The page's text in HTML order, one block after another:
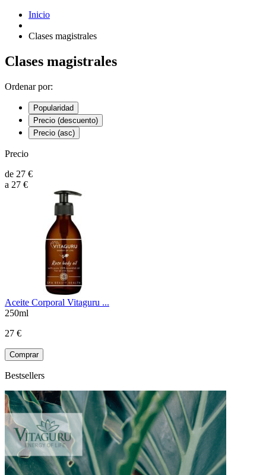
Inicio
Clases magistrales
Clases magistrales
Ordenar por:
Popularidad
Precio (descuento)
Precio (asc)
Precio
de 27 €
a 27 €
Aceite Corporal Vitaguru ...
250ml
27 €
Comprar
Bestsellers